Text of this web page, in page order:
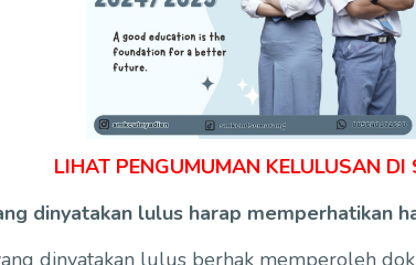
LIHAT PENGUMUMAN KELULUSAN DI
dinyatakan lulus harap memperhatikan
dinyatakan lulus berhak memperoleh